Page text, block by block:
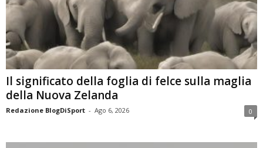
Il significato della foglia di felce sulla maglia
della Nuova Zelanda
Redazione BlogDiSport - Ago 6, 2026 0